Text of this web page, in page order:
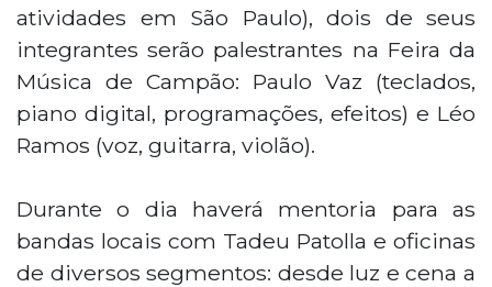
atividades em São Paulo), dois de seus
integrantes serão palestrantes na Feira da
Música de Campão: Paulo Vaz (teclados,
piano digital, programações, efeitos) e Léo
Ramos (voz, guitarra, violão).
Durante o dia haverá mentoria para as
bandas locais com Tadeu Patolla e oficinas
de diversos segmentos: desde luz e cena a